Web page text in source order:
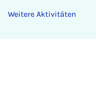
Weitere Aktivitäten